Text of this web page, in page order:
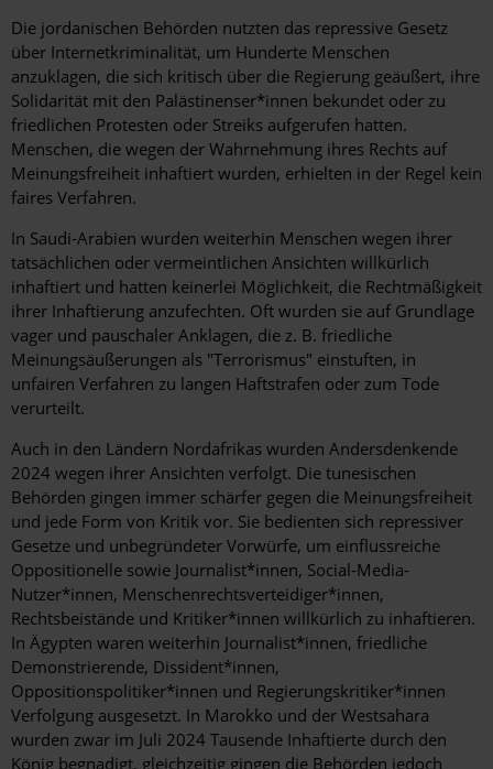
Die jordanischen Behörden nutzten das repressive Gesetz
über Internetkriminalität, um Hunderte Menschen
anzuklagen, die sich kritisch über die Regierung geäußert, ihre
Solidarität mit den Palästinenser*innen bekundet oder zu
friedlichen Protesten oder Streiks aufgerufen hatten.
Menschen, die wegen der Wahrnehmung ihres Rechts auf
Meinungsfreiheit inhaftiert wurden, erhielten in der Regel kein
faires Verfahren.
In Saudi-Arabien wurden weiterhin Menschen wegen ihrer
tatsächlichen oder vermeintlichen Ansichten willkürlich
inhaftiert und hatten keinerlei Möglichkeit, die Rechtmäßigkeit
ihrer Inhaftierung anzufechten. Oft wurden sie auf Grundlage
vager und pauschaler Anklagen, die z. B. friedliche
Meinungsäußerungen als "Terrorismus" einstuften, in
unfairen Verfahren zu langen Haftstrafen oder zum Tode
verurteilt.
Auch in den Ländern Nordafrikas wurden Andersdenkende
2024 wegen ihrer Ansichten verfolgt. Die tunesischen
Behörden gingen immer schärfer gegen die Meinungsfreiheit
und jede Form von Kritik vor. Sie bedienten sich repressiver
Gesetze und unbegründeter Vorwürfe, um einflussreiche
Oppositionelle sowie Journalist*innen, Social-Media-
Nutzer*innen, Menschenrechtsverteidiger*innen,
Rechtsbeistände und Kritiker*innen willkürlich zu inhaftieren.
In Ägypten waren weiterhin Journalist*innen, friedliche
Demonstrierende, Dissident*innen,
Oppositionspolitiker*innen und Regierungskritiker*innen
Verfolgung ausgesetzt. In Marokko und der Westsahara
wurden zwar im Juli 2024 Tausende Inhaftierte durch den
König begnadigt, gleichzeitig gingen die Behörden jedoch